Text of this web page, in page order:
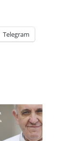
Telegram